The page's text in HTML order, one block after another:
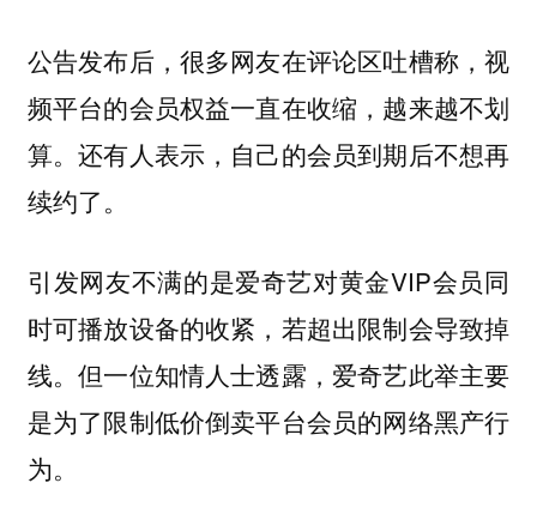
公告发布后，很多网友在评论区吐槽称，视
频平台的会员权益一直在收缩，越来越不划
算。还有人表示，自己的会员到期后不想再
续约了。
引发网友不满的是爱奇艺对黄金VIP会员同
时可播放设备的收紧，若超出限制会导致掉
线。但一位知情人士透露，爱奇艺此举主要
是为了限制低价倒卖平台会员的网络黑产行
为。